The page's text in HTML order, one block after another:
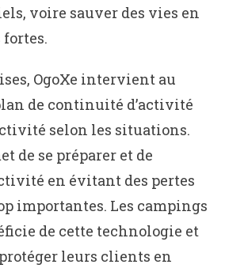
voire sauver des vies en
fortes.
OgoXe intervient au
de continuité d’activité
selon les situations.
de se préparer et de
en évitant des pertes
importantes. Les campings
de cette technologie et
leurs clients en